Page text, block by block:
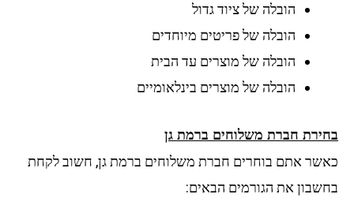
הובלה של ציוד גדול
הובלה של פריטים מיוחדים
הובלה של מוצרים עד הבית
הובלה של מוצרים בינלאומיים
חברת משלוחים ברמת גן
אתם בוחרים חברת משלוחים ברמת גן, חשוב לקחת
את הגורמים הבאים: